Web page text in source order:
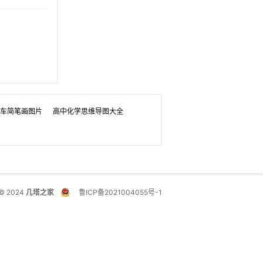
简笔画图片 高中化学思维导图大全
2024 几塔之家 鲁ICP备2021004055号-1